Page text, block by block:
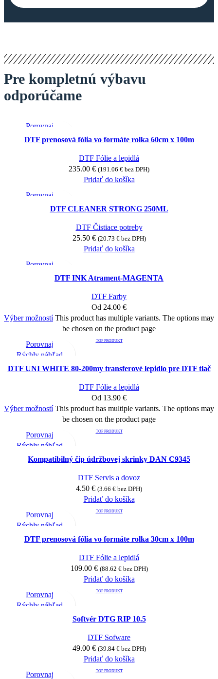
Pre kompletnú výbavu
odporúčame
Porovnaj
Rýchly náhľad
DTF prenosová fólia vo formáte rolka 60cm x 100m
DTF Fólie a lepidlá
235.00 € (191.06 € bez DPH)
Pridať do košíka
Porovnaj
Rýchly náhľadDTF CLEANER STRONG 250ML
DTF Čistiace potreby
25.50 € (20.73 €bez DPH)
Pridať do košíka
Porovnaj
Rýchly náhľadDTF INK Atrament-MAGENTA
DTF Farby
Od 24.00 €
Výber možnostíThis product has multiple variants. The options may
be chosen on the product page
TOP PRODUKT
Porovnaj
Rýchly náhľad
Pridať medzi obľúbené
DTF UNI WHITE 80-200my transferové lepidlo pre DTF tlač
DTF Fólie a lepidlá
Od 13.90 €
Výber možnostíThis product has multiple variants. The options may
be chosen on the product page
TOP PRODUKT
Porovnaj
Rýchly náhľad
Pridať medzi obľúbené
Kompatibilný čip údržbovej skrinky DAN C9345
DTF Servis a dovoz
4.50 € (3.66 € bez DPH)
Pridať do košíka
TOP PRODUKT
Porovnaj
Rýchly náhľad
Pridať medzi obľúbené
DTF prenosová fólia vo formáte rolka 30cm x 100m
DTF Fólie a lepidlá
109.00 € (88.62 €bez DPH)
Pridať do košíka
TOP PRODUKT
Porovnaj
Rýchly náhľad
Pridať medzi obľúbenéSoftvér DTG RIP 10.5
DTF Sofware
49.00 € (39.84 €bez DPH)
Pridať do košíka
TOP PRODUKT
Porovnaj